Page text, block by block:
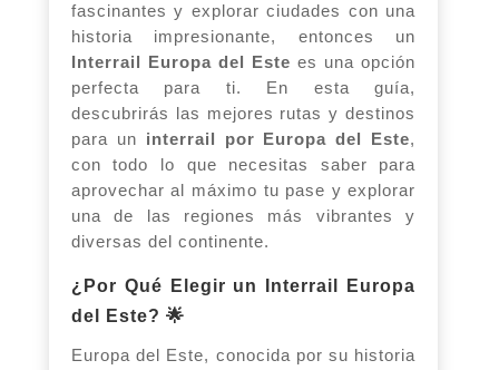
fascinantes y explorar ciudades con una
historia impresionante, entonces un
Interrail Europa del Este es una opción
perfecta para ti. En esta guía,
descubrirás las mejores rutas y destinos
para un interrail por Europa del Este,
con todo lo que necesitas saber para
aprovechar al máximo tu pase y explorar
una de las regiones más vibrantes y
diversas del continente.
¿Por Qué Elegir un Interrail Europa
del Este? 🌟
Europa del Este, conocida por su historia